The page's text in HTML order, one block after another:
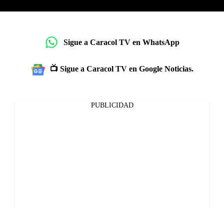
Sigue a Caracol TV en WhatsApp
📺 Sigue a Caracol TV en Google Noticias.
PUBLICIDAD